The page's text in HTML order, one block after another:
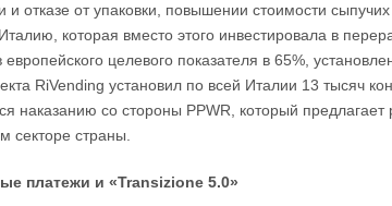
и отказе от упаковки, повышении стоимости
которая вместо этого инвестировала в
европейского целевого показателя в 65%,
RiVending установил по всей Италии 13 тысяч
наказанию со стороны PPWR, который
секторе страны.
платежи и «Transizione 5.0»